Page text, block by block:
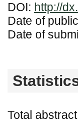
DOI: http://
Date of
Date of
Total